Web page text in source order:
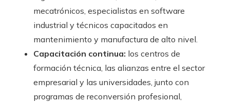
mecatrónicos, especialistas en software
industrial y técnicos capacitados en
mantenimiento y manufactura de alto nivel.
Capacitación continua: los centros de
formación técnica, las alianzas entre el sector
empresarial y las universidades, junto con
programas de reconversión profesional,